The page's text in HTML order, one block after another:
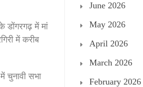
डोंगरगढ़ में मां
में करीब
चुनावी सभा
June 2026
May 2026
April 2026
March 2026
February 2026